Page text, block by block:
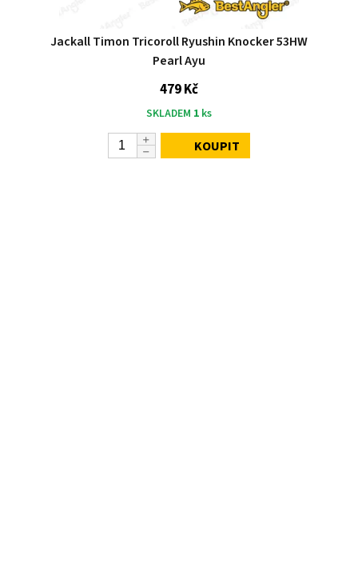
Jackall Timon Tricoroll Ryushin Knocker 53HW
Pearl Ayu
479 Kč
SKLADEM 1 ks
KOUPIT